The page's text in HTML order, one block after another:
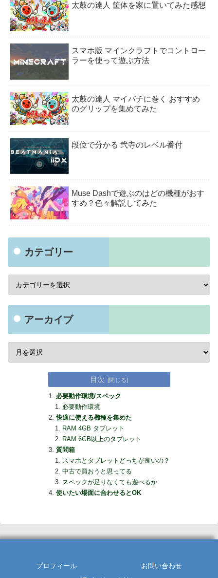
太鼓の達人 筐体を家に置いてみた感想
スマホ版 マインクラフトでコントロー
ラーを使って遊ぶ方法
太鼓の達人 マイバチに巻く おすすめ
のグリップを集めてみた
段位で分かる 弐寺のレベル番付
Muse Dashで遊ぶのはどの機種がおす
すめ？色々解説してみた
カテゴリー
アーカイブ
目次
必要動作環境/スペック
必要動作環境
快適に使える機種を集めた
RAM 4GB タブレット
RAM 6GB以上のタブレット
質問箱
スマホとタブレットどっちが良いの？
中古で買おうと思ってる
スペックが足りなくても遊べるか
使いたい場面に合わせるとOK
プロフィール
お問い合わせ